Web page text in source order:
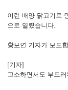
이런 배양 닭고기로
으로 열렸습니다.
황보연 기자가 보도
[기자]
고소하면서도 부드